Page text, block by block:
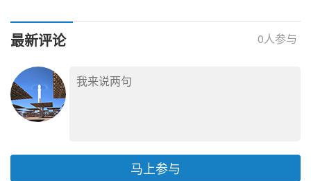
电力市场交易
最新评论 0人参与
马上参与